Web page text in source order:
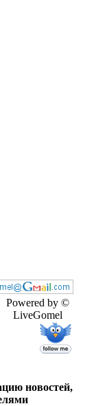
Powered by ©
LiveGomel
новостей,